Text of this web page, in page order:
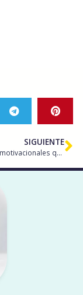
SIGUIENTE
Las 11 frases motivacionales que cambiarán tu vida